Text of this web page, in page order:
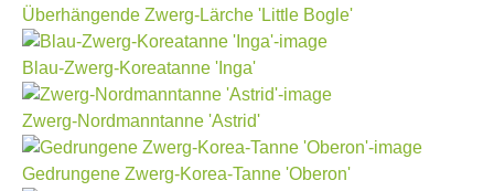
Überhängende Zwerg-Lärche 'Little Bogle'
Blau-Zwerg-Koreatanne 'Inga'
Zwerg-Nordmanntanne 'Astrid'
Gedrungene Zwerg-Korea-Tanne 'Oberon'